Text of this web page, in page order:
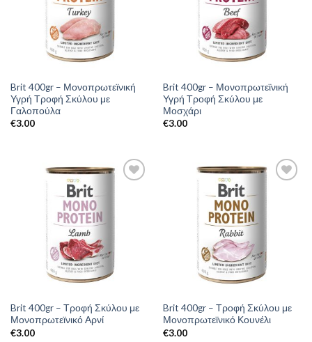
Brit 400gr – Μονοπρωτεϊνική
Υγρή Τροφή Σκύλου με
Γαλοπούλα
€3.00
Brit 400gr – Μονοπρωτεϊνική
Υγρή Τροφή Σκύλου με
Μοσχάρι
€3.00
Brit 400gr – Τροφή Σκύλου με
Μονοπρωτεϊνικό Αρνί
€3.00
Brit 400gr – Τροφή Σκύλου με
Μονοπρωτεϊνικό Κουνέλι
€3.00